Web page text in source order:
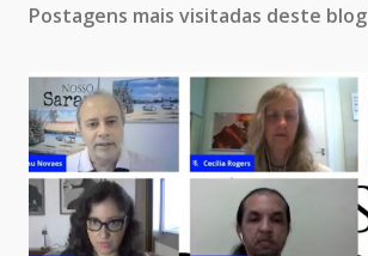
Postagens mais visitadas deste blog